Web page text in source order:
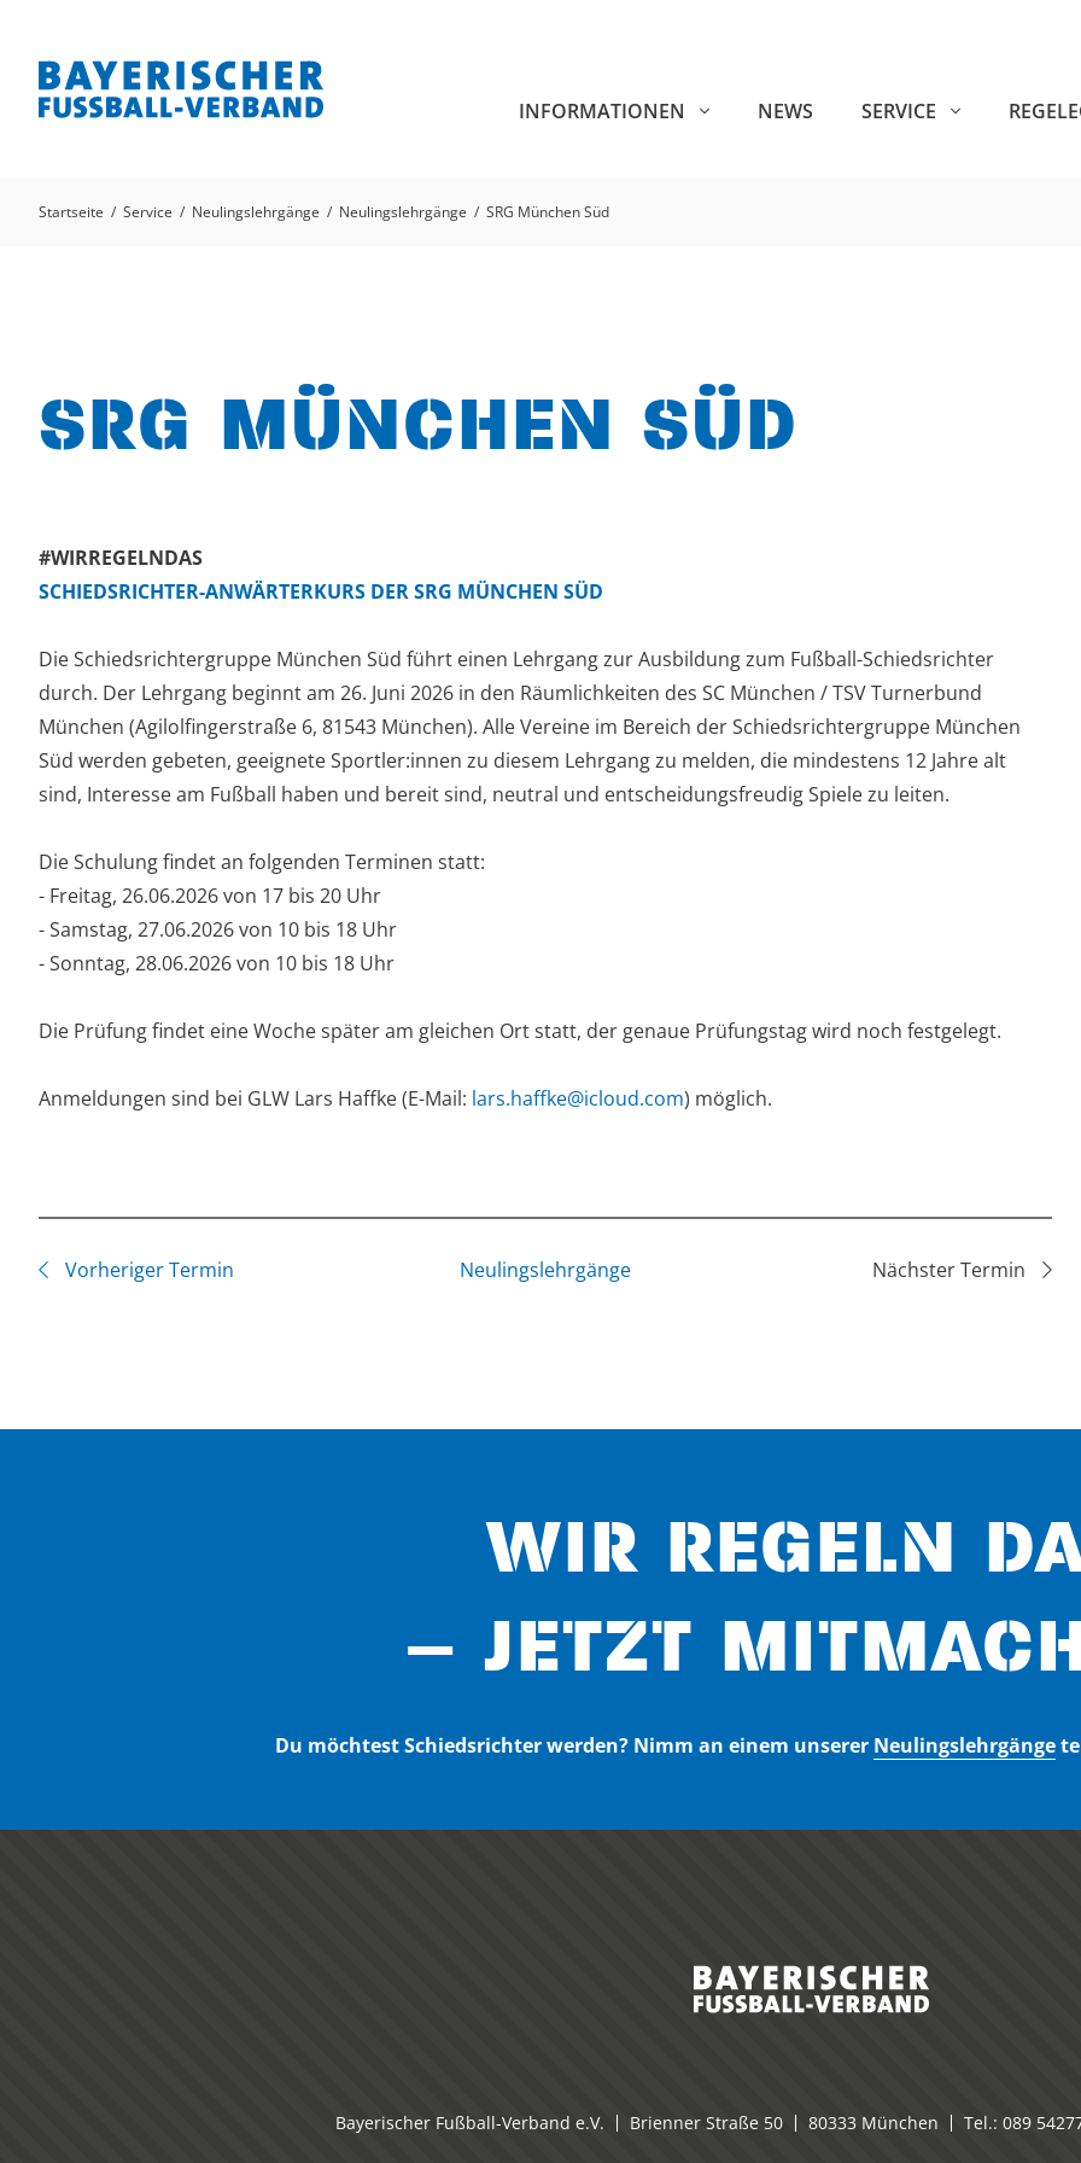
INFORMATIONEN NEWS SERVICE
Startseite Service Neulingslehrgänge Neulingslehrgänge SRG München Süd
SRG MÜNCHEN SÜD
#WIRREGELNDAS
SCHIEDSRICHTER-ANWÄRTERKURS DER SRG MÜNCHEN SÜD
Die Schiedsrichtergruppe München Süd führt einen Lehrgang zur Ausbildung zum Fußball-Schiedsrichter
durch. Der Lehrgang beginnt am 26. Juni 2026 in den Räumlichkeiten des SC München / TSV Turnerbund
München (Agilolfingerstraße 6, 81543 München). Alle Vereine im Bereich der Schiedsrichtergruppe München
Süd werden gebeten, geeignete Sportler:innen zu diesem Lehrgang zu melden, die mindestens 12 Jahre alt
sind, Interesse am Fußball haben und bereit sind, neutral und entscheidungsfreudig Spiele zu leiten.
Die Schulung findet an folgenden Terminen statt:
- Freitag, 26.06.2026 von 17 bis 20 Uhr
- Samstag, 27.06.2026 von 10 bis 18 Uhr
- Sonntag, 28.06.2026 von 10 bis 18 Uhr
Die Prüfung findet eine Woche später am gleichen Ort statt, der genaue Prüfungstag wird noch festgelegt.
Anmeldungen sind bei GLW Lars Haffke (E-Mail: lars.haffke@icloud.com) möglich.
Vorheriger Termin Neulingslehrgänge Nächster Termin
WIR REGELN
– JETZT
Du möchtest Schiedsrichter werden? Nimm an einem unserer Neulingslehrgänge
Bayerischer Fußball-Verband e.V. Brienner Straße 50 80333 München Tel.: 089